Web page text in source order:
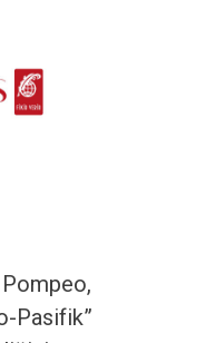
Pompeo,
Pasifik”